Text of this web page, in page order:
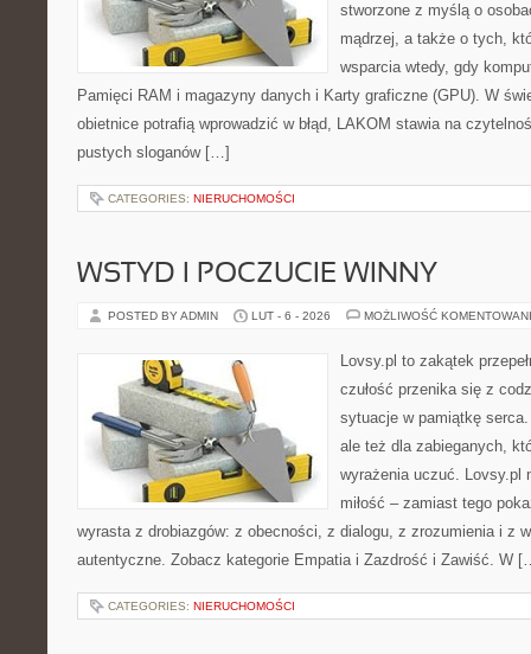
stworzone z myślą o
mądrzej, a także o tych,
wsparcia wtedy, gdy
Pamięci RAM i magazyny danych i Karty graficzne (GPU). W
obietnice potrafią wprowadzić w błąd, LAKOM stawia na
pustych sloganów […]
CATEGORIES: NIERUCHOMOŚCI
WSTYD I POCZUCIE WINNY
POSTED BY ADMIN LUT - 6 - 2026 MOŻLIWOŚĆ
Lovsy.pl to zakątek
czułość przenika się z
sytuacje w pamiątkę
ale też dla zabieganych,
wyrażenia uczuć. Lovsy.pl
miłość – zamiast tego
wyrasta z drobiazgów: z obecności, z dialogu, z zrozumienia i z
autentyczne. Zobacz kategorie Empatia i Zazdrość i Zawiść. W
CATEGORIES: NIERUCHOMOŚCI